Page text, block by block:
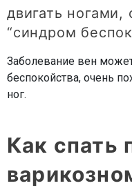
двигать ногами,
“синдром
Заболевание вен
беспокойства, очень
ног.
Как спать